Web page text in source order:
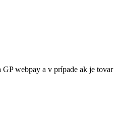
webpay a v prípade ak je tovar